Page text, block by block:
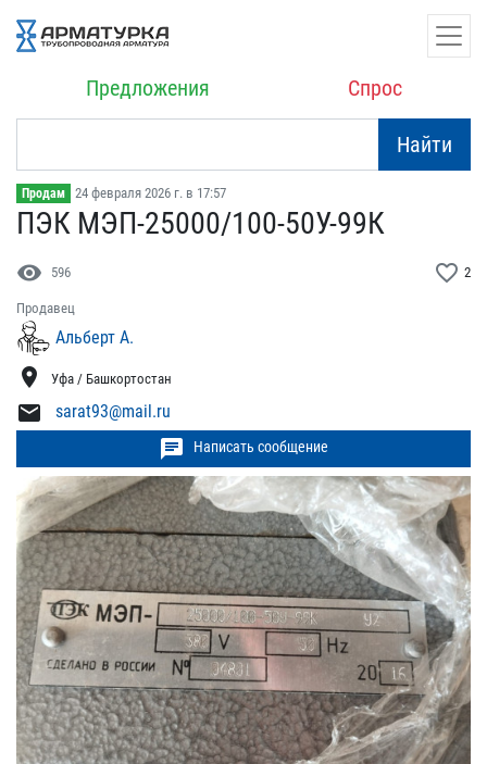
Предложения Спрос
Найти
Продам 24 февраля 2026 г. в 17:57
ПЭК МЭП-25000/100-50У-99​К
visibility 596 favorite_border 2
Продавец
Альберт А.
location_on Уфа / Башкортостан
mail sarat93@mail.ru
chat Написать сообщение